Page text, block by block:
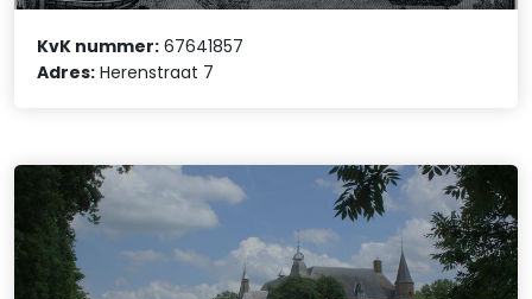
KvK nummer: 67641857
Adres: Herenstraat 7